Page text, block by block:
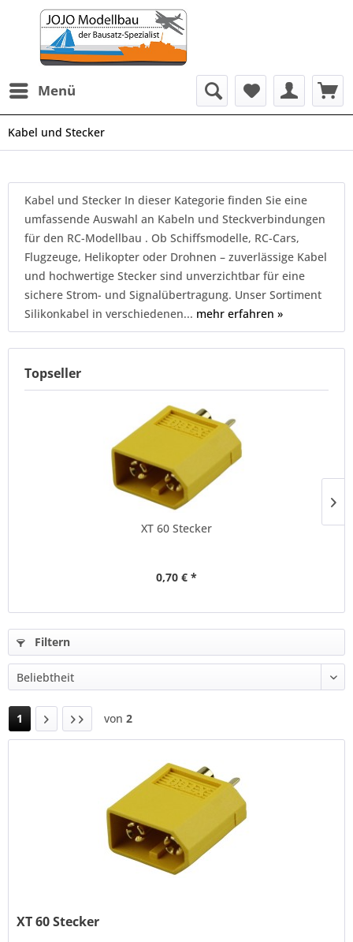
Menü
Kabel und Stecker
Kabel und Stecker In dieser Kategorie finden Sie eine
umfassende Auswahl an Kabeln und Steckverbindungen
für den RC-Modellbau . Ob Schiffsmodelle, RC-Cars,
Flugzeuge, Helikopter oder Drohnen – zuverlässige Kabel
und hochwertige Stecker sind unverzichtbar für eine
sichere Strom- und Signalübertragung. Unser Sortiment
Silikonkabel in verschiedenen... mehr erfahren »
Topseller
XT 60 Stecker
0,70 € *
Filtern
1 von 2
XT 60 Stecker